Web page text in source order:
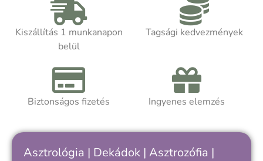
szimbólumként saját belső ritmusainkra
is rávilágíthat.
önismereti úton jársz, a kötet segít
felismerni, hogy hol tartasz a saját
ciklusodban – és hogyan értheted meg
Kiszállítás 1 munkanapon
belül
Tagsági kedvezmények
Biztonságos fizetés Ingyenes elemzés
Asztrológia | Dekádok | Asztrozófia |